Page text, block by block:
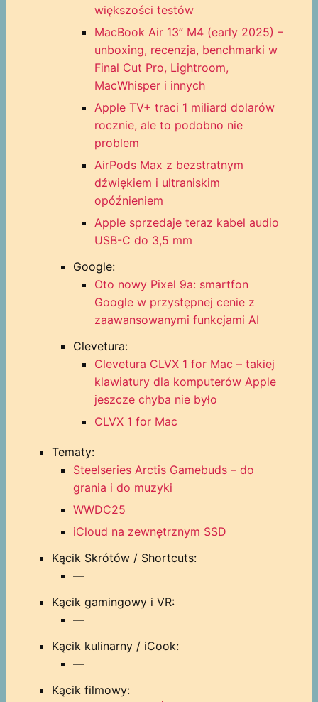
większości testów
MacBook Air 13” M4 (early 2025) –
unboxing, recenzja, benchmarki w
Final Cut Pro, Lightroom,
MacWhisper i innych
Apple TV+ traci 1 miliard dolarów
rocznie, ale to podobno nie
problem
AirPods Max z bezstratnym
dźwiękiem i ultraniskim
opóźnieniem
Apple sprzedaje teraz kabel audio
USB-C do 3,5 mm
Google:
Oto nowy Pixel 9a: smartfon
Google w przystępnej cenie z
zaawansowanymi funkcjami AI
Clevetura:
Clevetura CLVX 1 for Mac – takiej
klawiatury dla komputerów Apple
jeszcze chyba nie było
CLVX 1 for Mac
Tematy:
Steelseries Arctis Gamebuds – do
grania i do muzyki
WWDC25
iCloud na zewnętrznym SSD
Kącik Skrótów / Shortcuts:
—
Kącik gamingowy i VR:
—
Kącik kulinarny / iCook:
—
Kącik filmowy: